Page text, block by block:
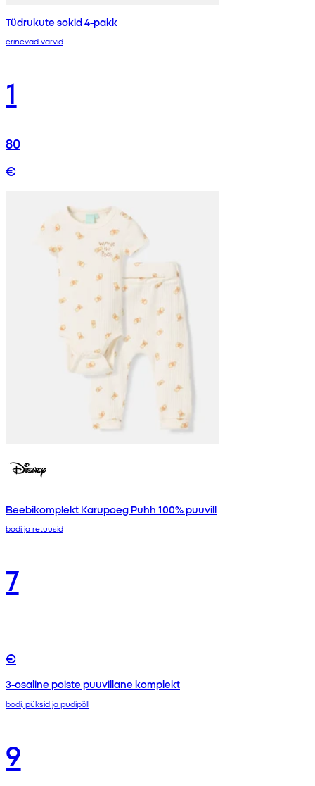
Tüdrukute sokid 4-pakk
erinevad värvid
1
80
€
Beebikomplekt Karupoeg Puhh 100% puuvill
bodi ja retuusid
7
€
3-osaline poiste puuvillane komplekt
bodi, püksid ja pudipõll
9